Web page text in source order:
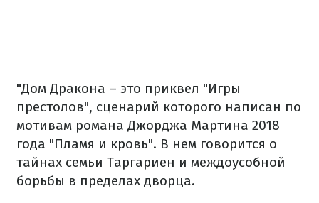
"Дом Дракона – это приквел "Игры
престолов", сценарий которого написан по
мотивам романа Джорджа Мартина 2018
года "Пламя и кровь". В нем говорится о
тайнах семьи Таргариен и междоусобной
борьбы в пределах дворца.